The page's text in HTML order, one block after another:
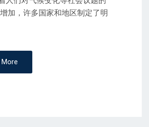
加，许多国家和地区制定了明
More